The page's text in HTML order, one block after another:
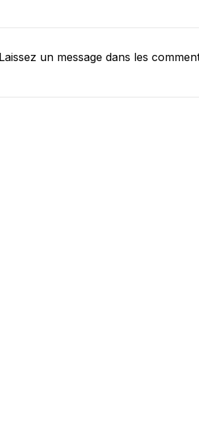
Laissez un message dans les